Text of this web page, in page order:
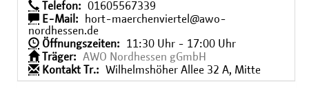
Telefon:
01605567339
E-Mail:
hort-maerchenviertel@awo-
nordhessen.de
Öffnungszeiten:
11:30 Uhr - 17:00 Uhr
Träger:
AWO Nordhessen gGmbH
Kontakt Tr.:
Wilhelmshöher Allee 32 A, Mitte